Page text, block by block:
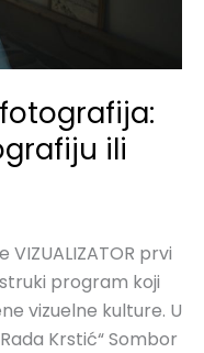
ili
prvi
program koji
vizuelne kulture. U
Krstić“ Sombor